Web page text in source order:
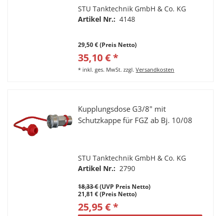
STU Tanktechnik GmbH & Co. KG
Artikel Nr.: 4148
29,50 € (Preis Netto)
35,10 € *
* inkl. ges. MwSt. zzgl.Versandkosten
Kupplungsdose G3/8" mit
Schutzkappe für FGZ ab Bj. 10/08
STU Tanktechnik GmbH & Co. KG
Artikel Nr.: 2790
18,33 €(UVP Preis Netto)
21,81 € (Preis Netto)
25,95 € *